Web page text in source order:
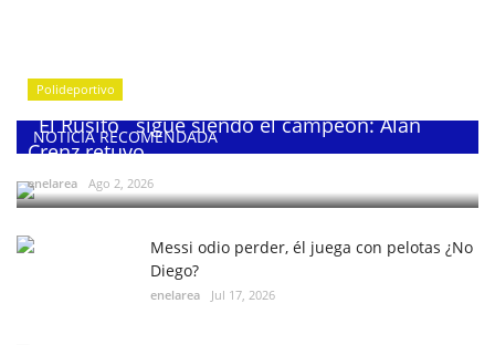
NOTICIA RECOMENDADA
Polideportivo
¨El Rusito¨ sigue siendo el campeón: Alan
Crenz retuvo...
enelarea Ago 2, 2026
Messi odio perder, él juega con pelotas ¿No
Diego?
enelarea Jul 17, 2026